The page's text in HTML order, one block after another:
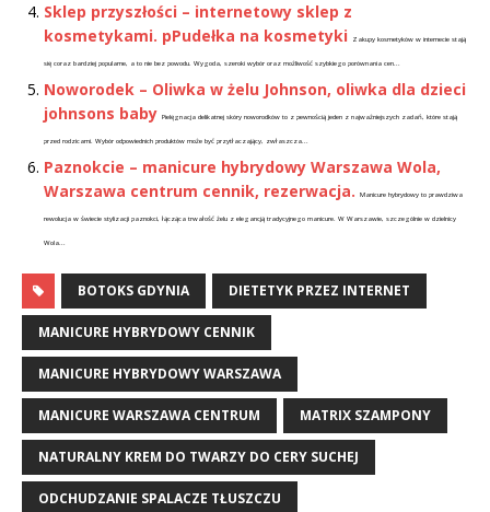
Sklep przyszłości – internetowy sklep z
kosmetykami. pPudełka na kosmetyki
Zakupy kosmetyków w internecie stają
się coraz bardziej popularne, a to nie bez powodu. Wygoda, szeroki wybór oraz możliwość szybkiego porównania cen...
Noworodek – Oliwka w żelu Johnson, oliwka dla dzieci
johnsons baby Pielęgnacja delikatnej skóry noworodków to z pewnością jeden z najważniejszych zadań, które stają
przed rodzicami. Wybór odpowiednich produktów może być przytłaczający, zwłaszcza...
Paznokcie – manicure hybrydowy Warszawa Wola,
Warszawa centrum cennik, rezerwacja.
Manicure hybrydowy to prawdziwa
rewolucja w świecie stylizacji paznokci, łącząca trwałość żelu z elegancją tradycyjnego manicure. W Warszawie, szczególnie w dzielnicy
Wola...
BOTOKS GDYNIA DIETETYK PRZEZ INTERNET
MANICURE HYBRYDOWY CENNIK
MANICURE HYBRYDOWY WARSZAWA
MANICURE WARSZAWA CENTRUM MATRIX SZAMPONY
NATURALNY KREM DO TWARZY DO CERY SUCHEJ
ODCHUDZANIE SPALACZE TŁUSZCZU